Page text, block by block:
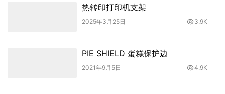
热转印打印机支架
2025年3月25日 3.9K
PIE SHIELD 蛋糕保护边
2021年9月5日 4.9K